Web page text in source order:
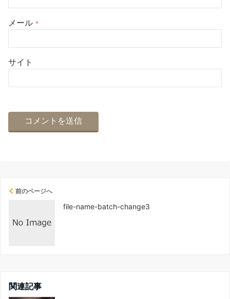
メール *
サイト
前のページへ
file-name-batch-change3
関連記事